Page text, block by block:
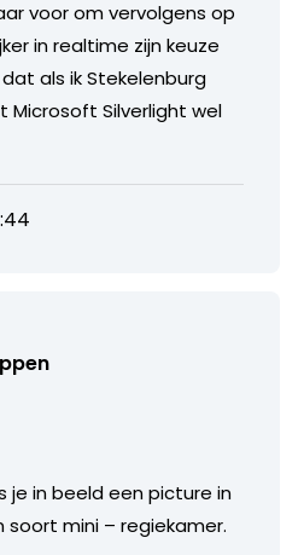
voor om vervolgens op
in realtime zijn keuze
als ik Stekelenburg
Microsoft Silverlight wel
je in beeld een picture in
soort mini – regiekamer.